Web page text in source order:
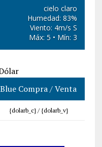
cielo claro
Humedad: 83%
Viento: 4m/s S
Máx: 5 • Mín: 3
Blue Compra / Venta
{dolarb_c} / {dolarb_v}